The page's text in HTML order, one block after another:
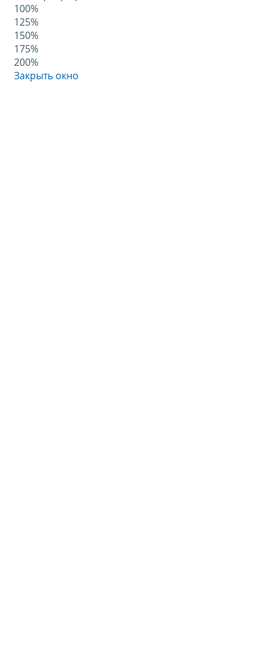
100%
125%
150%
175%
200%
Закрыть окно